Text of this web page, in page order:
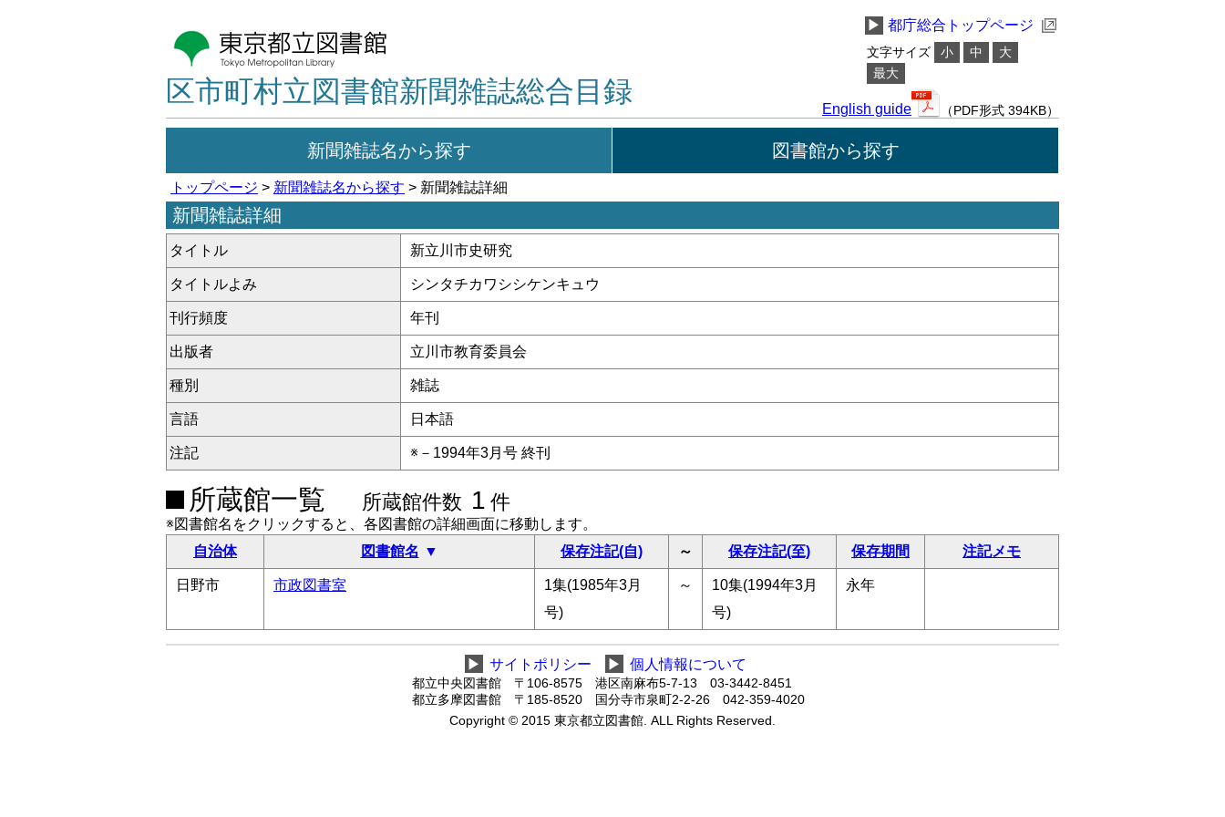
区市町村立図書館新聞雑誌総合目録
▶ 都庁総合トップページ
文字サイズ 小 中
大
最大
English guide （PDF形式 394KB）
新聞雑誌名から探す 図書館から探す
トップページ > 新聞雑誌名から探す > 新聞雑誌詳細
新聞雑誌詳細
タイトル 新立川市史研究
タイトルよみ シンタチカワシシケンキュウ
刊行頻度 年刊
出版者 立川市教育委員会
種別 雑誌
言語 日本語
注記 ※－1994年3月号 終刊
所蔵館一覧 所蔵館件数 1 件
※図書館名をクリックすると、各図書館の詳細画面に移動します。
自治体
図書館名 保存注記(自) ～ 保存注記(至) 保存期間 注記メモ
日野市 市政図書室
1集(1985年3月
号)
～
10集(1994年3月
号)
永年
▶ サイトポリシー ▶ 個人情報について
都立中央図書館 〒106-8575 港区南麻布5-7-13 03-3442-8451
都立多摩図書館 〒185-8520 国分寺市泉町2-2-26 042-359-4020
Copyright © 2015 東京都立図書館. ALL Rights Reserved.